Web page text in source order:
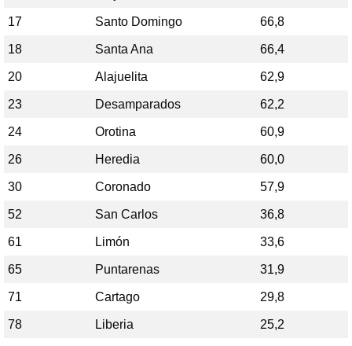
17 Santo Domingo 66,8
18 Santa Ana 66,4
20 Alajuelita 62,9
23 Desamparados 62,2
24 Orotina 60,9
26 Heredia 60,0
30 Coronado 57,9
52 San Carlos 36,8
61 Limón 33,6
65 Puntarenas 31,9
71 Cartago 29,8
78 Liberia 25,2